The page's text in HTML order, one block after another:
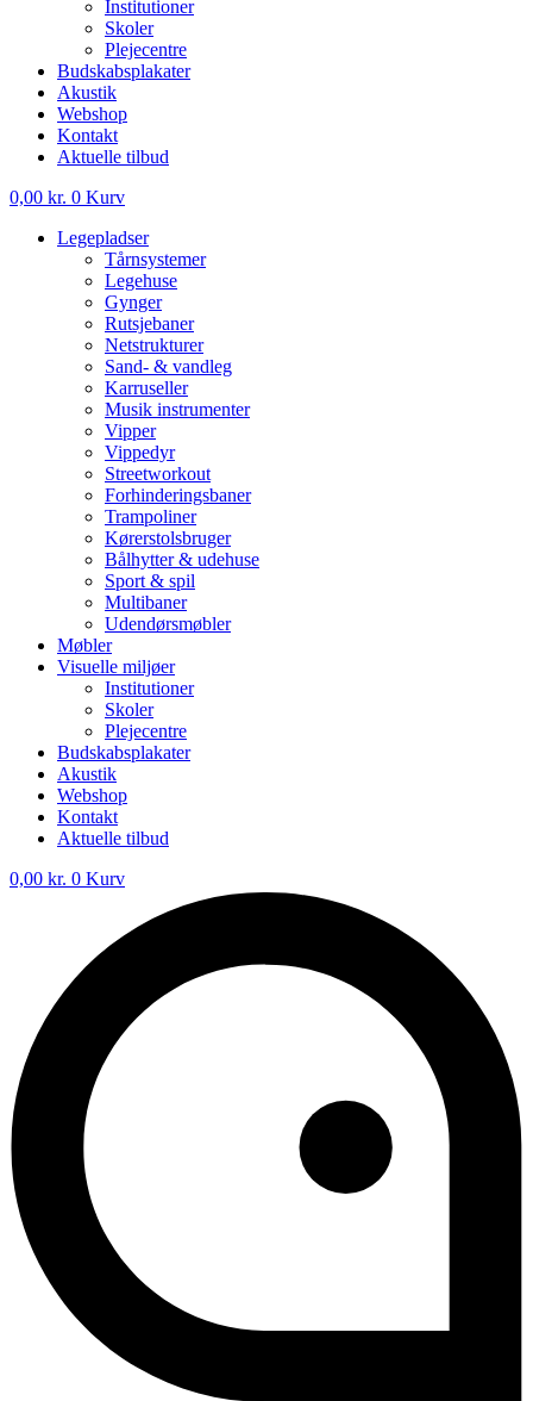
Institutioner
Skoler
Plejecentre
Budskabsplakater
Akustik
Webshop
Kontakt
Aktuelle tilbud
0,00 kr. 0 Kurv
Legepladser
Tårnsystemer
Legehuse
Gynger
Rutsjebaner
Netstrukturer
Sand- & vandleg
Karruseller
Musik instrumenter
Vipper
Vippedyr
Streetworkout
Forhinderingsbaner
Trampoliner
Kørerstolsbruger
Bålhytter & udehuse
Sport & spil
Multibaner
Udendørsmøbler
Møbler
Visuelle miljøer
Institutioner
Skoler
Plejecentre
Budskabsplakater
Akustik
Webshop
Kontakt
Aktuelle tilbud
0,00 kr. 0 Kurv